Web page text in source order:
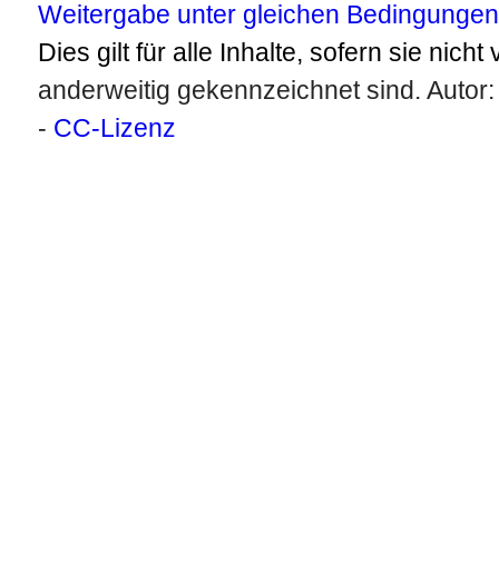
Weitergabe unter gleichen
Dies gilt für alle Inhalte, sofern sie nicht
anderweitig gekennzeichnet sind.
- CC-Lizenz